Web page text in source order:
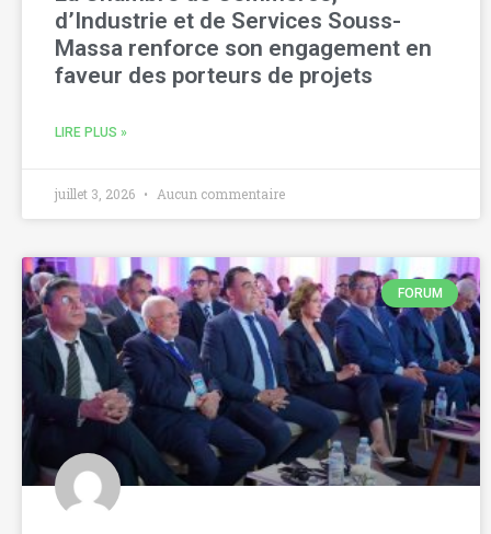
d’Industrie et de Services Souss-
Massa renforce son engagement en
faveur des porteurs de projets
LIRE PLUS »
juillet 3, 2026 Aucun commentaire
FORUM